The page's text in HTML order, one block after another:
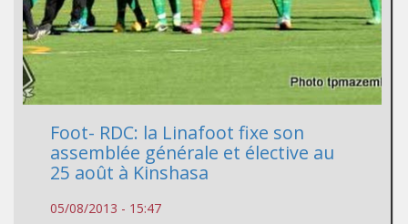
Foot- RDC: la Linafoot fixe son
assemblée générale et élective au
25 août à Kinshasa
05/08/2013 - 15:47